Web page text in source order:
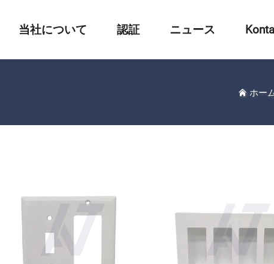
当社について 認証 ニュース
ホー